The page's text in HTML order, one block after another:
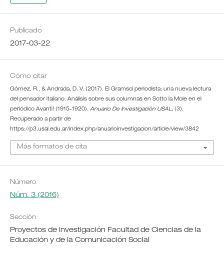
Publicado
2017-03-22
Cómo citar
Gómez, R., & Andrada, D. V. (2017). El Gramsci periodista: una nueva lectura
del pensador italiano. Análisis sobre sus columnas en Sotto la Mole en el
periódico Avanti! (1915-1920). Anuario De Investigación USAL, (3).
Recuperado a partir de
https://p3.usal.edu.ar/index.php/anuarioinvestigacion/article/view/3842
Más formatos de cita
Número
Núm. 3 (2016)
Sección
Proyectos de Investigación Facultad de Ciencias de la
Educación y de la Comunicación Social